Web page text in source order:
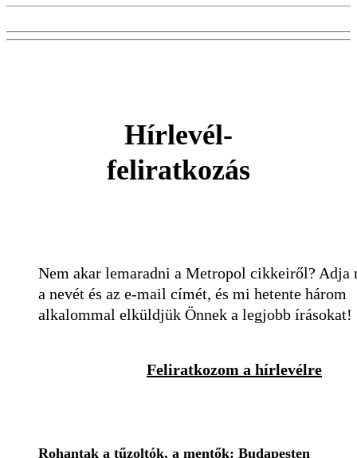
Hírlevél-
feliratkozás
Nem akar lemaradni a Metropol cikkeiről? Adja
a nevét és az e-mail címét, és mi hetente három
alkalommal elküldjük Önnek a legjobb írásokat!
Feliratkozom a hírlevélre
Rohantak a tűzoltók, a mentők: Budapesten